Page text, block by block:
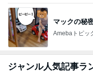
マックの秘
Amebaトピッ
ジャンル人気記事ラ